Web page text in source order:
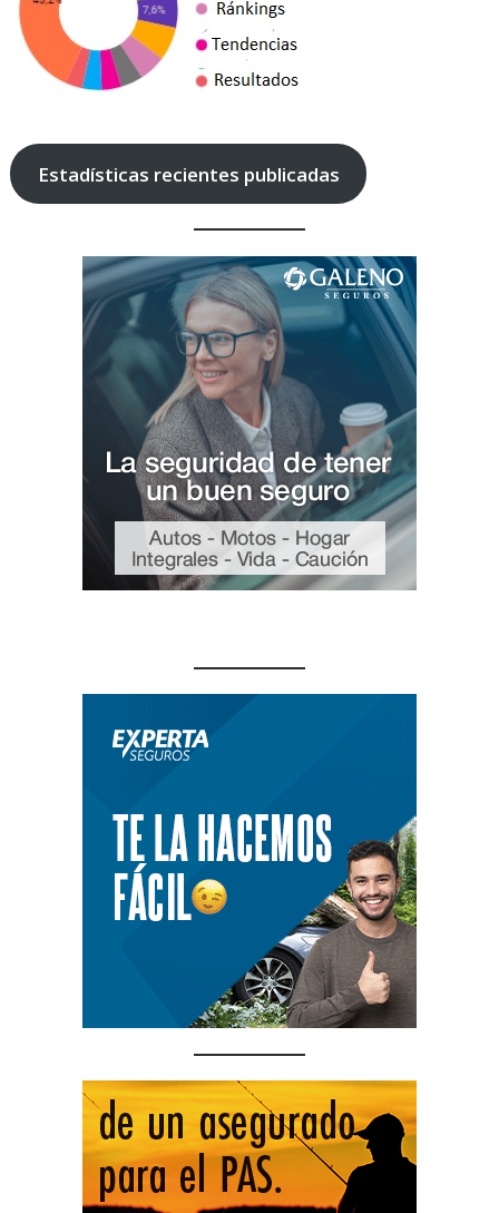
Estadísticas recientes publicadas